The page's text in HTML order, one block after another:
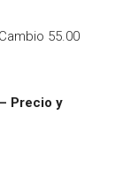
55.00
Precio y